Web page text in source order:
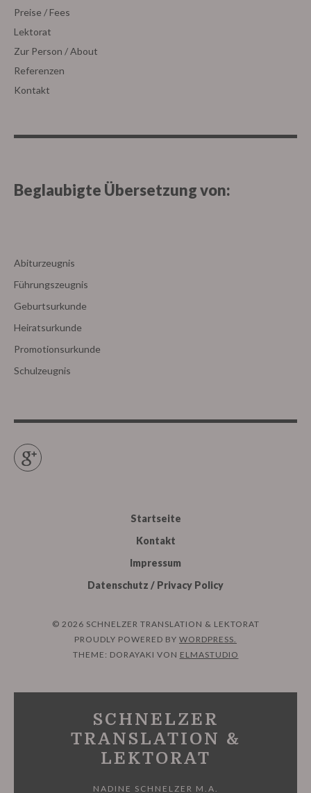
Preise / Fees
Lektorat
Zur Person / About
Referenzen
Kontakt
Beglaubigte Übersetzung von:
Abiturzeugnis
Führungszeugnis
Geburtsurkunde
Heiratsurkunde
Promotionsurkunde
Schulzeugnis
Google+
Startseite
Kontakt
Impressum
Datenschutz / Privacy Policy
© 2026 SCHNELZER TRANSLATION & LEKTORAT
PROUDLY POWERED BY WORDPRESS.
THEME: DORAYAKI VON ELMASTUDIO
SCHNELZER
TRANSLATION &
LEKTORAT
NADINE SCHNELZER M.A.